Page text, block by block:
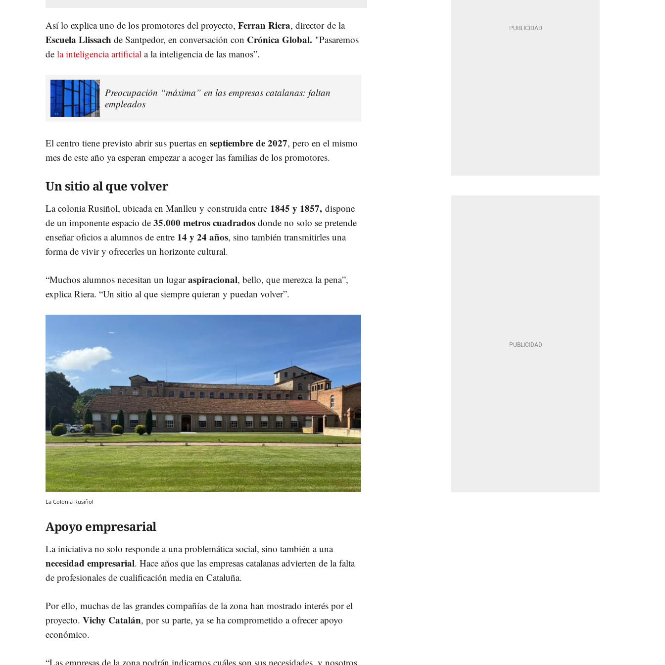
Así lo explica uno de los promotores del proyecto, Ferran Riera, director de la
Escuela Llissach de Santpedor, en conversación con Crónica Global. "Pasaremos
de la inteligencia artificial a la inteligencia de las manos”.
Preocupación “máxima” en las empresas catalanas: faltan
empleados
El centro tiene previsto abrir sus puertas en septiembre de 2027, pero en el mismo
mes de este año ya esperan empezar a acoger las familias de los promotores.
Un sitio al que volver
La colonia Rusiñol, ubicada en Manlleu y construida entre 1845 y 1857, dispone
de un imponente espacio de 35.000 metros cuadrados donde no solo se pretende
enseñar oficios a alumnos de entre 14 y 24 años, sino también transmitirles una
forma de vivir y ofrecerles un horizonte cultural.
“Muchos alumnos necesitan un lugaraspiracional, bello, que merezca la pena”,
explica Riera. “Un sitio al que siempre quieran y puedan volver”.
La Colonia Rusiñol
Apoyo empresarial
La iniciativa no solo responde a una problemática social, sino también a una
necesidad empresarial. Hace años que las empresas catalanas advierten de la falta
de profesionales de cualificación media en Cataluña.
Por ello, muchas de las grandes compañías de la zona han mostrado interés por el
proyecto. Vichy Catalán, por su parte, ya se ha comprometido a ofrecer apoyo
económico.
“Las empresas de la zona podrán indicarnos cuáles son sus necesidades, y nosotros